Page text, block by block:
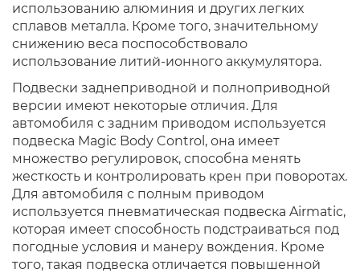
использованию алюминия и других легких
сплавов металла. Кроме того, значительному
снижению веса поспособствовало
использование литий-ионного аккумулятора.
Подвески заднеприводной и полноприводной
версии имеют некоторые отличия. Для
автомобиля с задним приводом используется
подвеска Magic Body Control, она имеет
множество регулировок, способна менять
жесткость и контролировать крен при поворотах.
Для автомобиля с полным приводом
используется пневматическая подвеска Airmatic,
которая имеет способность подстраиваться под
погодные условия и манеру вождения. Кроме
того, такая подвеска отличается повышенной